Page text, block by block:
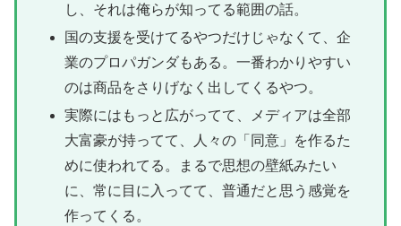
し、それは俺らが知ってる範囲の話。
国の支援を受けてるやつだけじゃなくて、企
業のプロパガンダもある。一番わかりやすい
のは商品をさりげなく出してくるやつ。
実際にはもっと広がってて、メディアは全部
大富豪が持ってて、人々の「同意」を作るた
めに使われてる。まるで思想の壁紙みたい
に、常に目に入ってて、普通だと思う感覚を
作ってくる。